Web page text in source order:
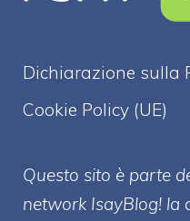
Dichiarazione sulla
Cookie Policy (UE)
Questo sito è parte
network IsayBlog! la